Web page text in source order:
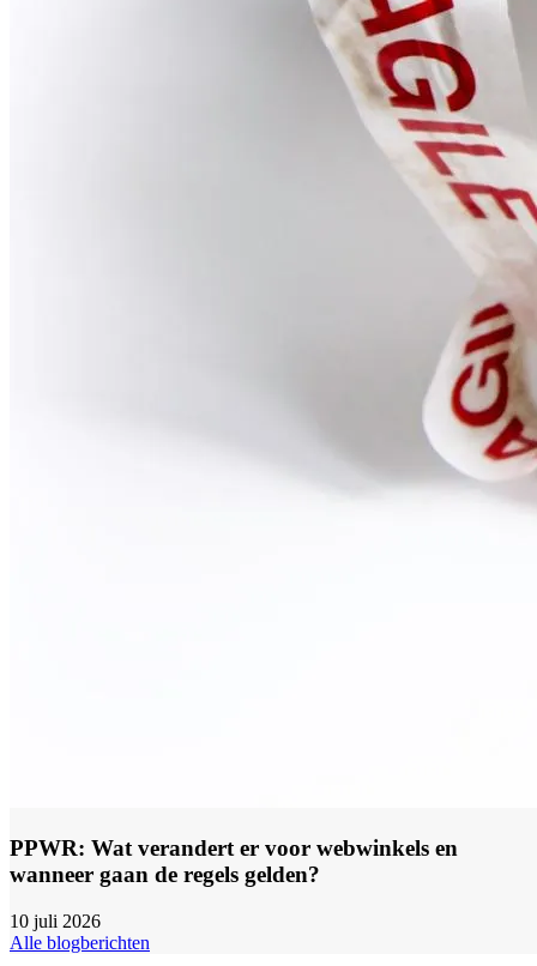
PPWR: Wat verandert er voor webwinkels en
wanneer gaan de regels gelden?
10 juli 2026
Alle blogberichten